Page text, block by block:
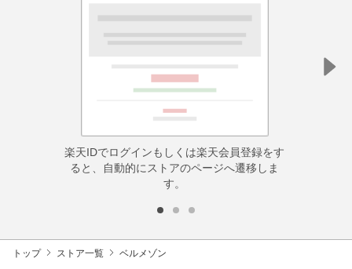
楽天IDでログインもしくは楽天会員登録をす
ると、自動的にストアのページへ遷移しま
す。
トップ ストア一覧 ベルメゾン